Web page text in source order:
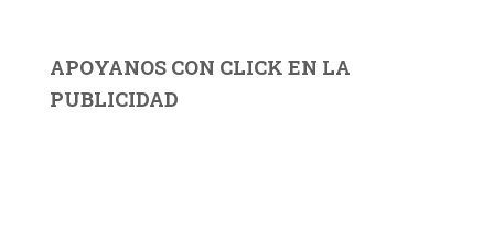
APOYANOS CON CLICK EN LA
PUBLICIDAD